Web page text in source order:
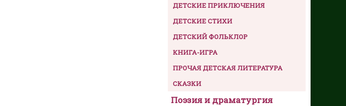
ДЕТСКИЕ ПРИКЛЮЧЕНИЯ
ДЕТСКИЕ СТИХИ
ДЕТСКИЙ ФОЛЬКЛОР
КНИГА-ИГРА
ПРОЧАЯ ДЕТСКАЯ ЛИТЕРАТУРА
СКАЗКИ
Поэзия и драматургия